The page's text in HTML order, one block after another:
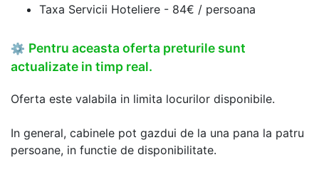
Taxa Servicii Hoteliere - 84€ / persoana
⚙ Pentru aceasta oferta preturile sunt
actualizate in timp real.
Oferta este valabila in limita locurilor disponibile.
In general, cabinele pot gazdui de la una pana la patru
persoane, in functie de disponibilitate.